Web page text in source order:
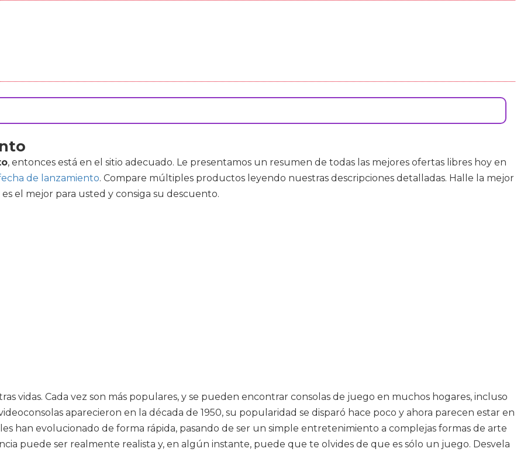
, entonces está en el sitio adecuado. Le presentamos un resumen de todas las mejores ofertas libres hoy en
de lanzamiento. Compare múltiples productos leyendo nuestras descripciones detalladas. Halle la mejor
el mejor para usted y consiga su descuento.
vidas. Cada vez son más populares, y se pueden encontrar consolas de juego en muchos hogares, incluso
aparecieron en la década de 1950, su popularidad se disparó hace poco y ahora parecen estar en
han evolucionado de forma rápida, pasando de ser un simple entretenimiento a complejas formas de arte
puede ser realmente realista y, en algún instante, puede que te olvides de que es sólo un juego. Desvela